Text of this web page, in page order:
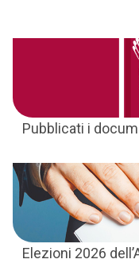
Pubblicati i
Elezioni 2026